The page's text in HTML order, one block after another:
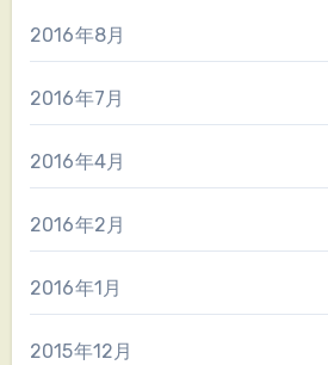
2016年8月
2016年7月
2016年4月
2016年2月
2016年1月
2015年12月